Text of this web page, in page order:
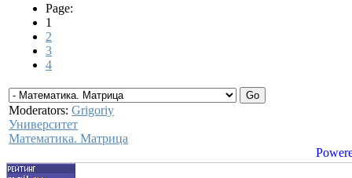
Page:
1
2
3
4
Moderators: Grigoriy
Университет
Математика. Матрица